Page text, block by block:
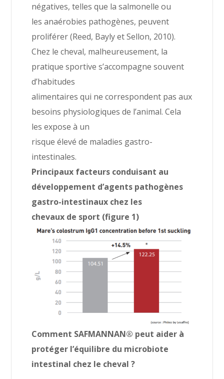
négatives, telles que la salmonelle ou
les anaérobies pathogènes, peuvent
proliférer (Reed, Bayly et Sellon, 2010).
Chez le cheval, malheureusement, la
pratique sportive s’accompagne souvent
d’habitudes
alimentaires qui ne correspondent pas aux
besoins physiologiques de l’animal. Cela
les expose à un
risque élevé de maladies gastro-
intestinales.
Principaux facteurs conduisant au
développement d’agents pathogènes
gastro-intestinaux chez les
chevaux de sport (figure 1)
Comment SAFMANNAN® peut aider à
protéger l’équilibre du microbiote
intestinal chez le cheval ?